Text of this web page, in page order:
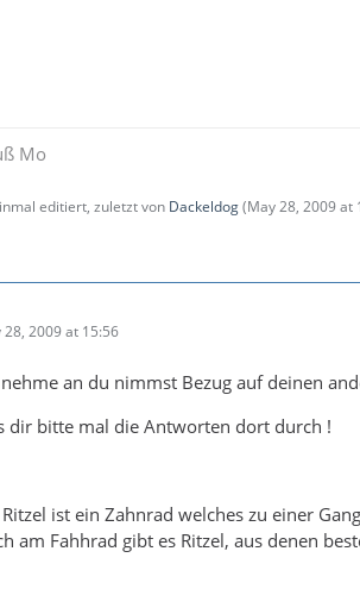
Mo
editiert, zuletzt von Dackeldog(May 28, 2009 at
28, 2009 at 15:56
an du nimmst Bezug auf deinen
dir bitte mal die Antworten dort durch !
Ritzel ist ein Zahnrad welches zu einer
am Fahhrad gibt es Ritzel, aus denen